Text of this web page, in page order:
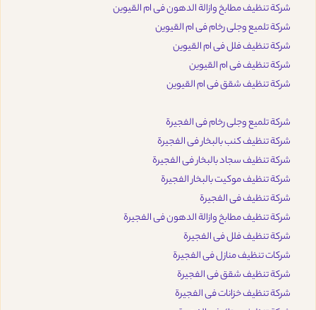
شركة تنظيف مطابخ وازالة الدهون فى ام القيوين
شركة تلميع وجلى رخام فى ام القيوين
شركة تنظيف فلل فى ام القيوين
شركة تنظيف فى ام القيوين
شركة تنظيف شقق فى ام القيوين
شركة تلميع وجلى رخام فى الفجيرة
شركة تنظيف كنب بالبخار فى الفجيرة
شركة تنظيف سجاد بالبخار فى الفجيرة
شركة تنظيف موكيت بالبخار الفجيرة
شركة تنظيف فى الفجيرة
شركة تنظيف مطابخ وازالة الدهون فى الفجيرة
شركة تنظيف فلل فى الفجيرة
شركات تنظيف منازل فى الفجيرة
شركة تنظيف شقق فى الفجيرة
شركة تنظيف خزانات فى الفجيرة